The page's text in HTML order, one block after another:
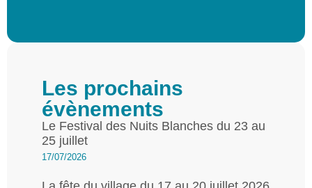
Les prochains
évènements
Le Festival des Nuits Blanches du 23 au
25 juillet
17/07/2026